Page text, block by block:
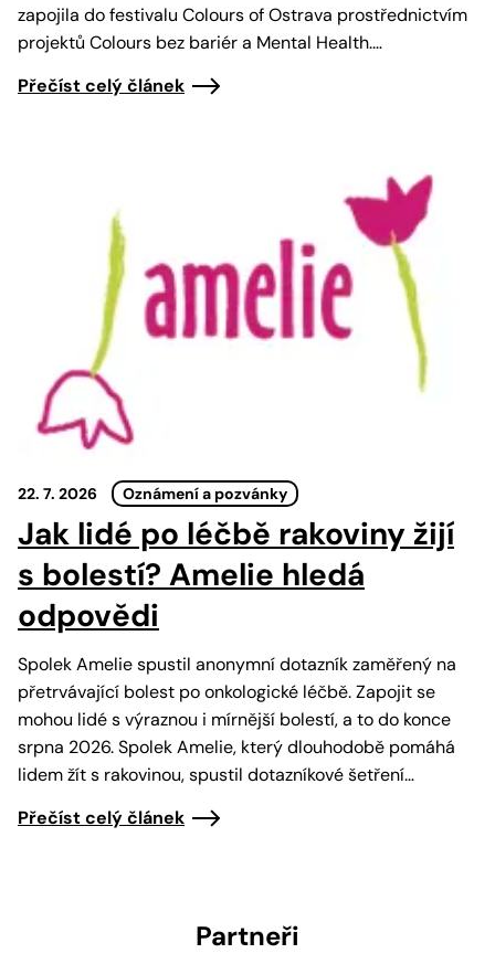
zapojila do festivalu Colours of Ostrava prostřednictvím
projektů Colours bez bariér a Mental Health.…
Přečíst celý článek
22. 7. 2026 Oznámení a pozvánky
Jak lidé po léčbě rakoviny žijí
s bolestí? Amelie hledá
odpovědi
Spolek Amelie spustil anonymní dotazník zaměřený na
přetrvávající bolest po onkologické léčbě. Zapojit se
mohou lidé s výraznou i mírnější bolestí, a to do konce
srpna 2026. Spolek Amelie, který dlouhodobě pomáhá
lidem žít s rakovinou, spustil dotazníkové šetření…
Přečíst celý článek
Partneři